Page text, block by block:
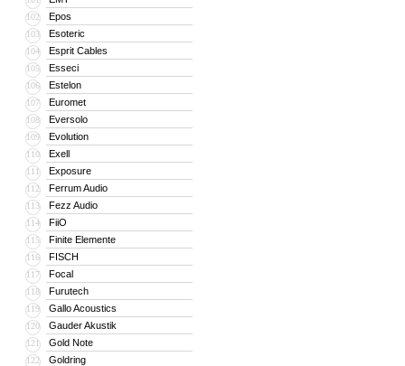
102 Epos
103 Esoteric
104 Esprit Cables
105 Esseci
106 Estelon
107 Euromet
108 Eversolo
109 Evolution
110 Exell
111 Exposure
112 Ferrum Audio
113 Fezz Audio
114 FiiO
115 Finite Elemente
116 FISCH
117 Focal
118 Furutech
119 Gallo Acoustics
120 Gauder Akustik
121 Gold Note
122 Goldring